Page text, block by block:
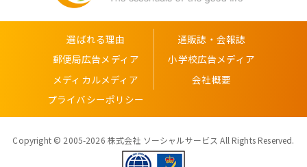
選ばれる理由
通販誌・会報誌
郵便局広告メディア
小学校広告メディア
メディカルメディア
会社概要
プライバシーポリシー
Copyright © 2005-2026 株式会社 ソーシャルサービス All Rights Reserved.